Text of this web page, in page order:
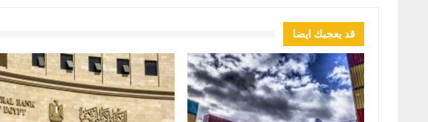
قد يعجبك ايضا